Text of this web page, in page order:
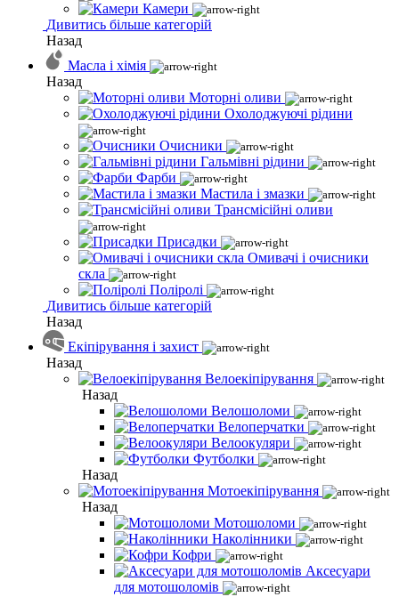
Камери
Дивитись більше категорій
Назад
Масла і хімія
Назад
Моторні оливи
Охолоджуючі рідини
Очисники
Гальмівні рідини
Фарби
Мастила і змазки
Трансмісійні оливи
Присадки
Омивачі і очисники
скла
Поліролі
Дивитись більше категорій
Назад
Екіпірування і захист
Назад
Велоекіпірування
Назад
Велошоломи
Велоперчатки
Велоокуляри
Футболки
Назад
Мотоекіпірування
Назад
Мотошоломи
Наколінники
Кофри
Аксесуари
для мотошоломів